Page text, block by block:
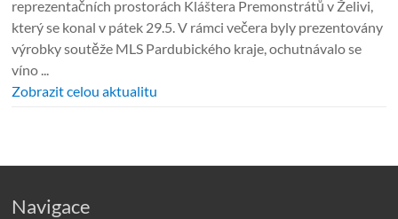
reprezentačních prostorách Kláštera Premonstrátů v Želivi,
který se konal v pátek 29.5. V rámci večera byly prezentovány
výrobky soutěže MLS Pardubického kraje, ochutnávalo se
víno ...
Zobrazit celou aktualitu
Navigace